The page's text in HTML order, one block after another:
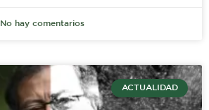
No hay comentarios
ACTUALIDAD